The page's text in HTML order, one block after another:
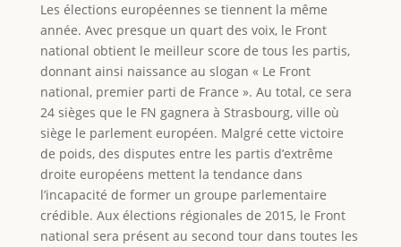
Les élections européennes se tiennent la même
année. Avec presque un quart des voix, le Front
national obtient le meilleur score de tous les partis,
donnant ainsi naissance au slogan « Le Front
national, premier parti de France ». Au total, ce sera
24 sièges que le FN gagnera à Strasbourg, ville où
siège le parlement européen. Malgré cette victoire
de poids, des disputes entre les partis d’extrême
droite européens mettent la tendance dans
l’incapacité de former un groupe parlementaire
crédible. Aux élections régionales de 2015, le Front
national sera présent au second tour dans toutes les